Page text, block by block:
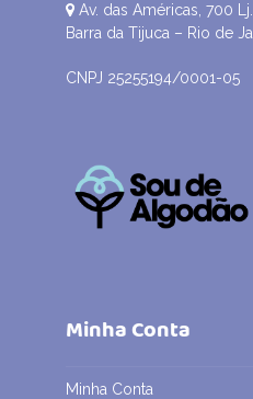
Av. das Américas, 700
Barra da Tijuca – Rio de
CNPJ 25255194/0001-05
Minha Conta
Minha Conta